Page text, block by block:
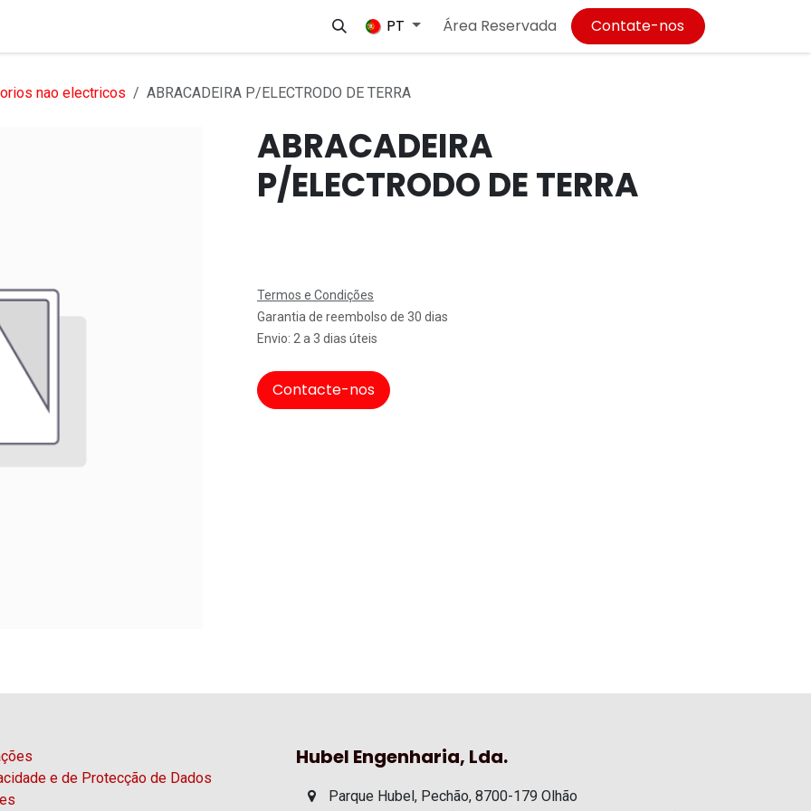
Empregos
PT Área Reservada Contate-nos
nao electricos ABRACADEIRA P/ELECTRODO DE TERRA
ABRACADEIRA
P/ELECTRODO DE TERRA
Termos e Condições
Garantia de reembolso de 30 dias
Envio: 2 a 3 dias úteis
Contacte-nos
Hubel Engenharia, Lda.
Parque Hubel, Pechão, 8700-179 Olhão
e de Protecção de Dados